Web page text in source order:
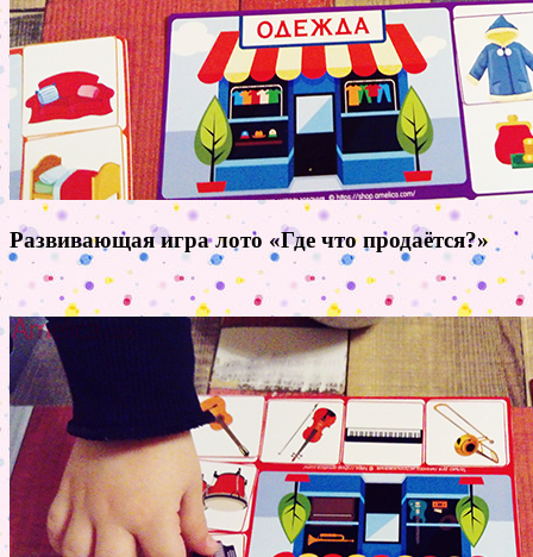
Развивающая игра лото «Где что продаётся?»